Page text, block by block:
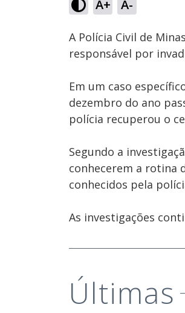
A+ A-
Ativar
Som
A Polícia Civil de
responsável por
Em um caso
dezembro do ano
polícia recuperou o
Segundo a
conhecerem a rotina
conhecidos pela
As investigações
Últimas